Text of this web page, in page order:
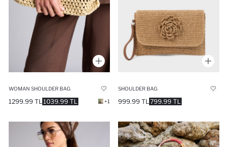
WOMAN SHOULDER BAG
1039.99 TL
1299.99 TL +1
SHOULDER BAG
799.99 TL
999.99 TL